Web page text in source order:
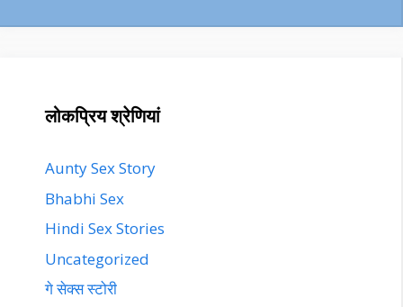
लोकप्रिय श्रेणियां
Aunty Sex Story
Bhabhi Sex
Hindi Sex Stories
Uncategorized
गे सेक्स स्टोरी